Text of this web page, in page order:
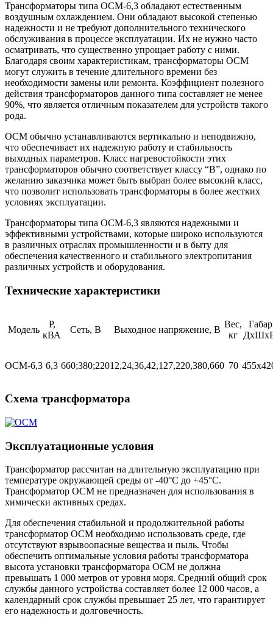
Трансформаторы типа ОСМ-6,3 обладают естественным
воздушным охлаждением. Они обладают высокой степенью
надежности и не требуют дополнительного технического
обслуживания в процессе эксплуатации. Их не нужно часто
осматривать, что существенно упрощает работу с ними.
Благодаря своим характеристикам, трансформаторы ОСМ
могут служить в течение длительного времени без
необходимости замены или ремонта. Коэффициент полезного
действия трансформаторов данного типа составляет не менее
90%, что является отличным показателем для устройств такого
рода.
ОСМ обычно устанавливаются вертикально и неподвижно,
что обеспечивает их надежную работу и стабильность
выходных параметров. Класс нагревостойкости этих
трансформаторов обычно соответствует классу “В”, однако по
желанию заказчика может быть выбран более высокий класс,
что позволит использовать трансформаторы в более жестких
условиях эксплуатации.
Трансформаторы типа ОСМ-6,3 являются надежными и
эффективными устройствами, которые широко используются
в различных отраслях промышленности и в быту для
обеспечения качественного и стабильного электропитания
различных устройств и оборудования.
Технические характеристики
Модель
Р,
кВА
Сеть, В Выходное напряжение, В
Вес,
кг
ОСМ-6,3 6,3 660;380;22012,24,36,42,127,220,380,660 70
Схема трансформатора
Эксплуатационные условия
Трансформатор рассчитан на длительную эксплуатацию при
температуре окружающей среды от -40°C до +45°C.
Трансформатор ОСМ не предназначен для использования в
химически активных средах.
Для обеспечения стабильной и продолжительной работы
трансформатор ОСМ необходимо использовать среде, где
отсутствуют взрывоопасные вещества и пыль. Чтобы
обеспечить оптимальные условия работы трансформатора
высота установки трансформатора ОСМ не должна
превышать 1 000 метров от уровня моря. Средний общий срок
службы данного устройства составляет более 12 000 часов, а
календарный срок службы превышает 25 лет, что гарантирует
его надежность и долговечность.